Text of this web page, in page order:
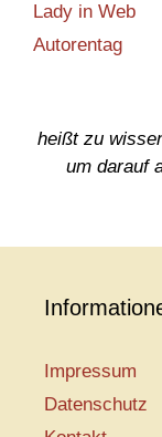
Lady in Web
Autorentag
heißt zu
um darauf
Impressum
Datenschutz